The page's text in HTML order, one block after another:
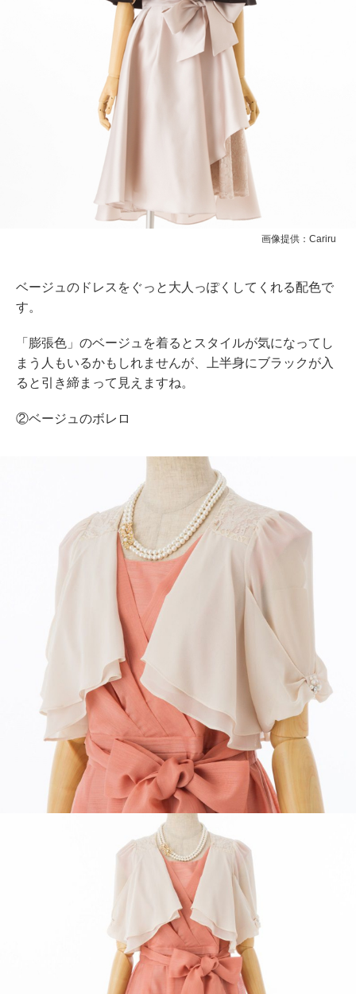
画像提供：Cariru
ベージュのドレスをぐっと大人っぽくしてくれる配色で
す。
「膨張色」のベージュを着るとスタイルが気になってし
まう人もいるかもしれませんが、上半身にブラックが入
ると引き締まって見えますね。
②ベージュのボレロ